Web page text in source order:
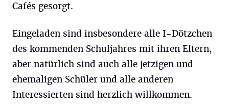
Cafés gesorgt.
Eingeladen sind insbesondere alle I-Dötzchen
des kommenden Schuljahres mit ihren Eltern,
aber natürlich sind auch alle jetzigen und
ehemaligen Schüler und alle anderen
Interessierten sind herzlich willkommen.